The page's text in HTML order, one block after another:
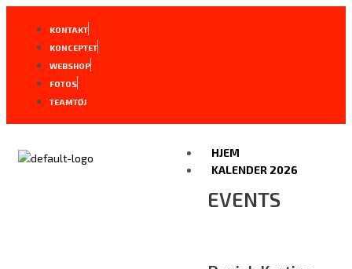
Gå
KONTAKT
KONCEPTET
WEBSHOP
FOTOS
TEAMTØJ
HJEM
KALENDER 2026
EVENTS
Danish
Karting
sæsonhalvdel